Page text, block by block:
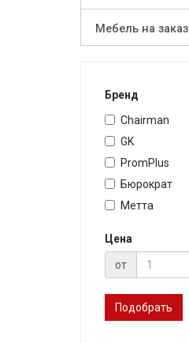
Мебель на заказ
Бренд
Chairman
GK
PromPlus
Бюрократ
Метта
Цена
от
Подобрать